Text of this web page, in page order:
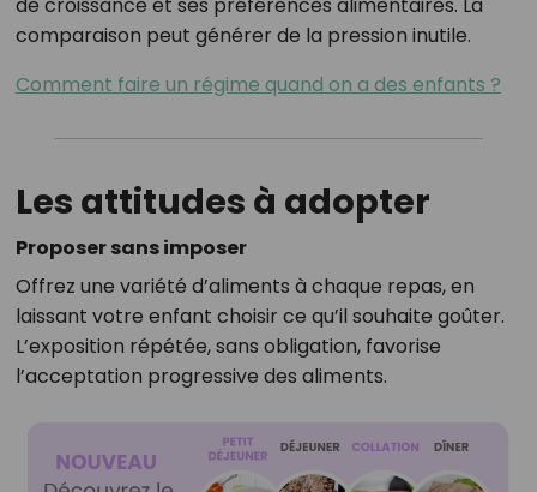
de croissance et ses préférences alimentaires. La
comparaison peut générer de la pression inutile.
Comment faire un régime quand on a des enfants ?
Les attitudes à adopter
Proposer sans imposer
Offrez une variété d’aliments à chaque repas, en
laissant votre enfant choisir ce qu’il souhaite goûter.
L’exposition répétée, sans obligation, favorise
l’acceptation progressive des aliments.